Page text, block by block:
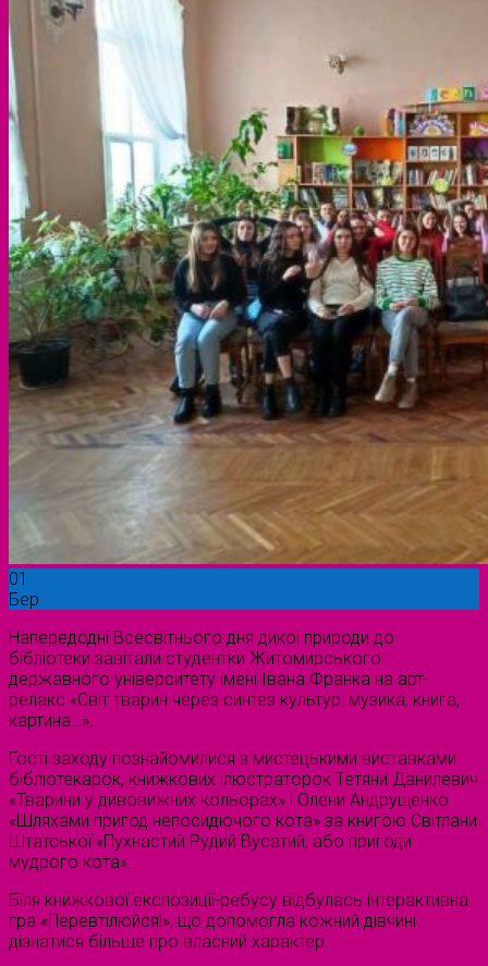
01
Бер
Напередодні Всесвітнього дня дикої природи до
бібліотеки завітали студентки Житомирського
державного університету імені Івана Франка на арт-
релакс «Світ тварин через синтез культур: музика, книга,
картина…».
Гості заходу познайомилися з мистецькими виставками
бібліотекарок, книжкових ілюстраторок Тетяни Данилевич
«Тварини у дивовижних кольорах» і Олени Андрущенко
«Шляхами пригод непосидючого кота» за книгою Світлани
Штатської «Пухнастий Рудий Вусатий, або пригоди
мудрого кота».
Біля книжкової експозиції-ребусу відбулась інтерактивна
гра «Перевтілюйся!», що допомогла кожний дівчині
дізнатися більше про власний характер.